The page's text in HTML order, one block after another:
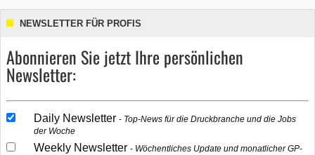
NEWSLETTER FÜR PROFIS
Abonnieren Sie jetzt Ihre persönlichen
Newsletter:
Daily Newsletter
Top-News für die Druckbranche und die Jobs
der Woche
Weekly Newsletter
Wöchentliches Update und monatlicher GP-